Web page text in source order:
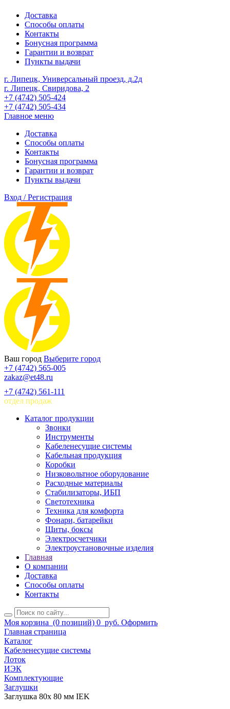
Доставка
Способы оплаты
Контакты
Бонусная программа
Гарантии и возврат
Пункты выдачи
г. Липецк, Универсальный проезд, д.2д
г. Липецк, Свиридова, 2
+7 (4742) 505-424
+7 (4742) 505-434
Главное меню
Доставка
Способы оплаты
Контакты
Бонусная программа
Гарантии и возврат
Пункты выдачи
Вход / Регистрация
Ваш город Выберите город
+7 (4742) 565-005
zakaz@et48.ru
+7 (4742) 561-111
отдел продаж
Каталог продукции
Звонки
Инструменты
Кабеленесущие системы
Кабельная продукция
Коробки
Низковольтное оборудование
Расходные материалы
Стабилизаторы, ИБП
Светотехника
Техника для комфорта
Фонари, батарейки
Щиты, боксы
Электросчетчики
Электроустановочные изделия
Главная
О компании
Доставка
Способы оплаты
Контакты
Моя корзина (0 позиций) 0 руб. Оформить
Главная страница
Каталог
Кабеленесущие системы
Лоток
ИЭК
Комплектующие
Заглушки
Заглушка 80х 80 мм IEK